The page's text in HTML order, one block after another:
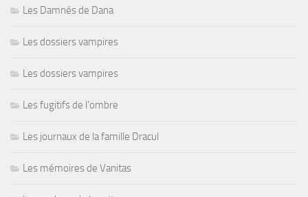
Les Damnés de Dana
Les dossiers vampires
Les dossiers vampires
Les fugitifs de l'ombre
Les journaux de la famille Dracul
Les mémoires de Vanitas